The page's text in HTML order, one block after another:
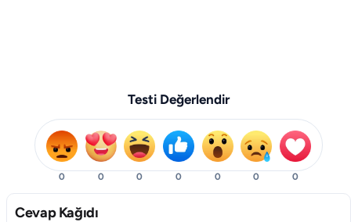
Testi Değerlendir
0 0 0 0 0 0 0
Cevap Kağıdı